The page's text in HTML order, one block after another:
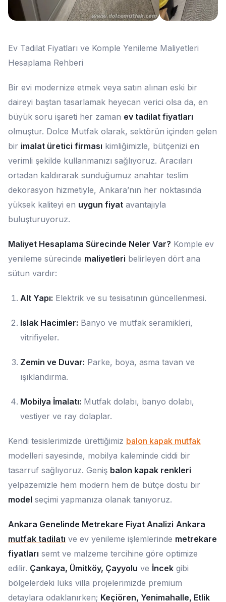
Ev Tadilat Fiyatları ve Komple Yenileme Maliyetleri
Hesaplama Rehberi
Bir evi modernize etmek veya satın alınan eski bir
daireyi baştan tasarlamak heyecan verici olsa da, en
büyük soru işareti her zaman ev tadilat fiyatları
olmuştur. Dolce Mutfak olarak, sektörün içinden gelen
bir imalat üretici firması kimliğimizle, bütçenizi en
verimli şekilde kullanmanızı sağlıyoruz. Aracıları
ortadan kaldırarak sunduğumuz anahtar teslim
dekorasyon hizmetiyle, Ankara’nın her noktasında
yüksek kaliteyi en uygun fiyat avantajıyla
buluşturuyoruz.
Maliyet Hesaplama Sürecinde Neler Var? Komple ev
yenileme sürecinde maliyetleri belirleyen dört ana
sütun vardır:
Alt Yapı: Elektrik ve su tesisatının güncellenmesi.
Islak Hacimler: Banyo ve mutfak seramikleri,
vitrifiyeler.
Zemin ve Duvar: Parke, boya, asma tavan ve
ışıklandırma.
Mobilya İmalatı: Mutfak dolabı, banyo dolabı,
vestiyer ve ray dolaplar.
Kendi tesislerimizde ürettiğimiz balon kapak mutfak
modelleri sayesinde, mobilya kaleminde ciddi bir
tasarruf sağlıyoruz. Geniş balon kapak renkleri
yelpazemizle hem modern hem de bütçe dostu bir
model seçimi yapmanıza olanak tanıyoruz.
Ankara Genelinde Metrekare Fiyat Analizi Ankara
mutfak tadilatı ve ev yenileme işlemlerinde metrekare
fiyatları semt ve malzeme tercihine göre optimize
edilir. Çankaya, Ümitköy, Çayyolu ve İncek gibi
bölgelerdeki lüks villa projelerimizde premium
detaylara odaklanırken; Keçiören, Yenimahalle, Etlik